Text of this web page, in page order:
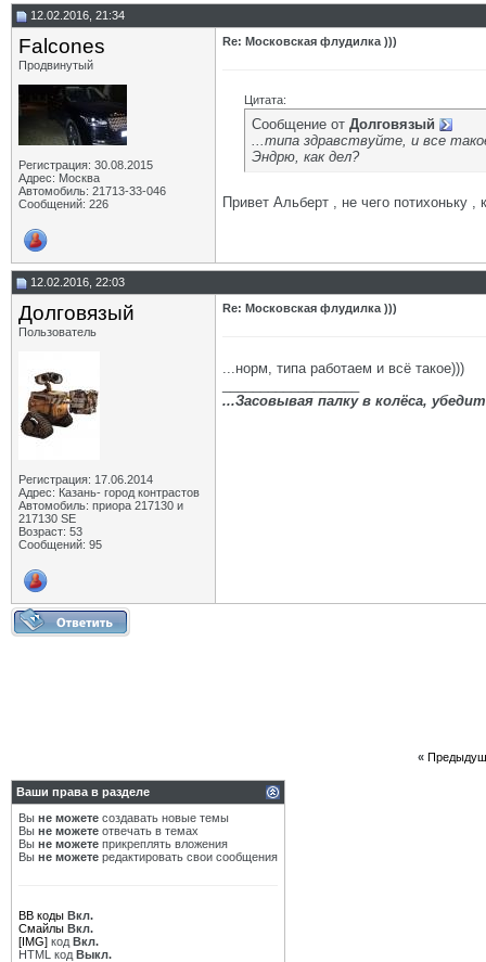
12.02.2016, 21:34
Falcones
Продвинутый
Регистрация: 30.08.2015
Адрес: Москва
Автомобиль: 21713-33-046
Сообщений: 226
Re: Московская флудилка )))
Цитата:
Сообщение от Долговязый
...типа здравствуйте, и все
Эндрю, как дел?
Привет Альберт , не чего потихоньку ,
12.02.2016, 22:03
Долговязый
Пользователь
Регистрация: 17.06.2014
Адрес: Казань- город контрастов
Автомобиль: приора 217130 и
217130 SE
Возраст: 53
Сообщений: 95
Re: Московская флудилка )))
...норм, типа работаем и всё такое)))
...Засовывая палку в колёса,
«
Ваши права в разделе
Вы не можете создавать новые темы
Вы не можете отвечать в темах
Вы не можете прикреплять вложения
Вы не можете редактировать свои сообщения
BB коды Вкл.
Смайлы Вкл.
[IMG] код Вкл.
HTML код Выкл.